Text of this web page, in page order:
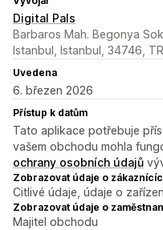
Digital Pals
Barbaros Mah. Begonya
Istanbul, Istanbul, 34746, TR
Uvedena
6. březen 2026
Přístup k datům
Tato aplikace potřebuje
vašem obchodu mohla
ochrany osobních údajů
Zobrazovat údaje o
Citlivé údaje, údaje o
Zobrazovat údaje o
Majitel obchodu